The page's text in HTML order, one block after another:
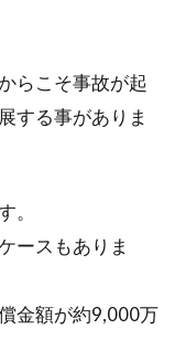
らこそ事故が起
する事がありま
。
ースもありま
金額が約9,000万